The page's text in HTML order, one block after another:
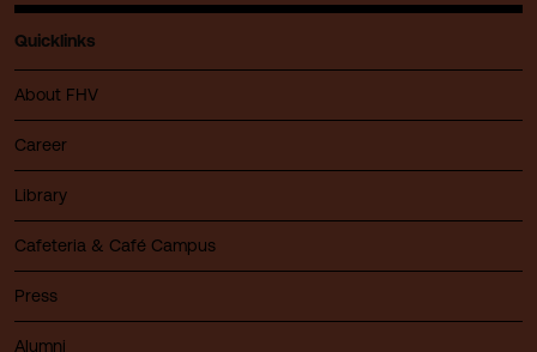
Quicklinks
About FHV
Career
Library
Cafeteria & Café Campus
Press
Alumni